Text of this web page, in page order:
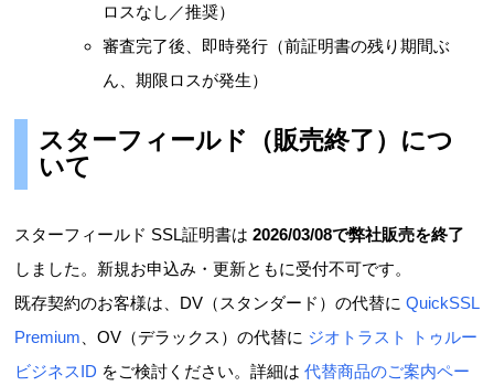
ロスなし／推奨）
審査完了後、即時発行（前証明書の残り期間ぶ
ん、期限ロスが発生）
スターフィールド（販売終了）につ
いて
スターフィールド SSL証明書は2026/03/08で弊社販売を終了
しました。新規お申込み・更新ともに受付不可です。
既存契約のお客様は、DV（スタンダード）の代替にQuickSSL
Premium 、OV（デラックス）の代替に ジオトラスト トゥルー
ビジネスID をご検討ください。詳細は代替商品のご案内ペー